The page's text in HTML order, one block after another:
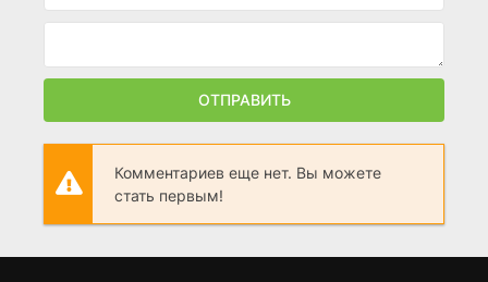
ОТПРАВИТЬ
Комментариев еще нет. Вы можете
стать первым!